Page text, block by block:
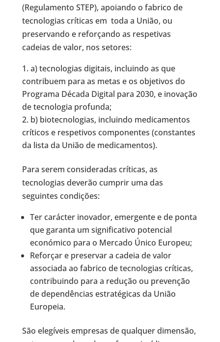
(Regulamento STEP), apoiando o fabrico de
tecnologias críticas em toda a União, ou
preservando e reforçando as respetivas
cadeias de valor, nos setores:
a) tecnologias digitais, incluindo as que
contribuem para as metas e os objetivos do
Programa Década Digital para 2030, e inovação
de tecnologia profunda;
b) biotecnologias, incluindo medicamentos
críticos e respetivos componentes (constantes
da lista da União de medicamentos).
Para serem consideradas críticas, as
tecnologias deverão cumprir uma das
seguintes condições:
Ter carácter inovador, emergente e de ponta
que garanta um significativo potencial
económico para o Mercado Único Europeu;
Reforçar e preservar a cadeia de valor
associada ao fabrico de tecnologias críticas,
contribuindo para a redução ou prevenção
de dependências estratégicas da União
Europeia.
São elegíveis empresas de qualquer dimensão,